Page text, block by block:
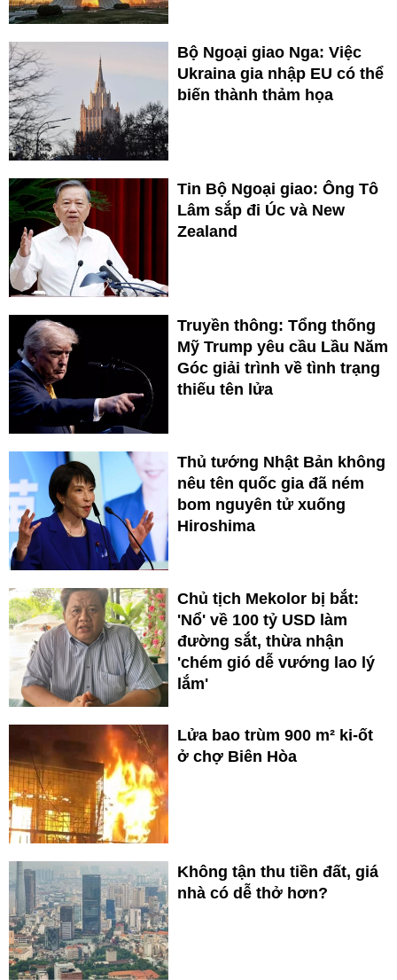
Bộ Ngoại giao Nga: Việc
Ukraina gia nhập EU có thể
biến thành thảm họa
Tin Bộ Ngoại giao: Ông Tô
Lâm sắp đi Úc và New
Zealand
Truyền thông: Tổng thống
Mỹ Trump yêu cầu Lầu Năm
Góc giải trình về tình trạng
thiếu tên lửa
Thủ tướng Nhật Bản không
nêu tên quốc gia đã ném
bom nguyên tử xuống
Hiroshima
Chủ tịch Mekolor bị bắt:
'Nổ' về 100 tỷ USD làm
đường sắt, thừa nhận
'chém gió dễ vướng lao lý
lắm'
Lửa bao trùm 900 m² ki-ốt
ở chợ Biên Hòa
Không tận thu tiền đất, giá
nhà có dễ thở hơn?